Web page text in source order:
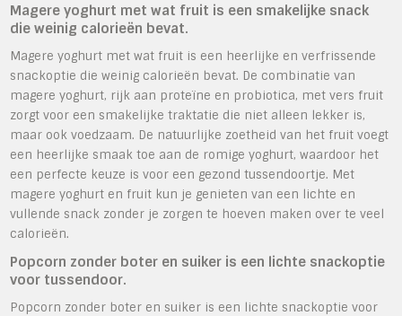
Magere yoghurt met wat fruit is een smakelijke snack
die weinig calorieën bevat.
Magere yoghurt met wat fruit is een heerlijke en verfrissende
snackoptie die weinig calorieën bevat. De combinatie van
magere yoghurt, rijk aan proteïne en probiotica, met vers fruit
zorgt voor een smakelijke traktatie die niet alleen lekker is,
maar ook voedzaam. De natuurlijke zoetheid van het fruit voegt
een heerlijke smaak toe aan de romige yoghurt, waardoor het
een perfecte keuze is voor een gezond tussendoortje. Met
magere yoghurt en fruit kun je genieten van een lichte en
vullende snack zonder je zorgen te hoeven maken over te veel
calorieën.
Popcorn zonder boter en suiker is een lichte snackoptie
voor tussendoor.
Popcorn zonder boter en suiker is een lichte snackoptie voor